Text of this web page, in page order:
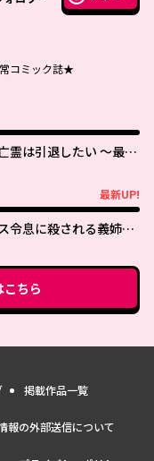
コミック誌★
霊は引退したい ～最弱
最新UP!
令息に殺される義姉で
こちら
掲載作品一覧
報の外部送信について